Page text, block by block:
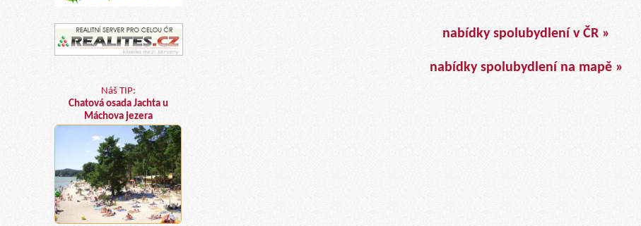
Náš TIP:
Chatová osada Jachta u
Máchova jezera
nabídky spolubydlení v ČR »
nabídky spolubydlení na mapě »